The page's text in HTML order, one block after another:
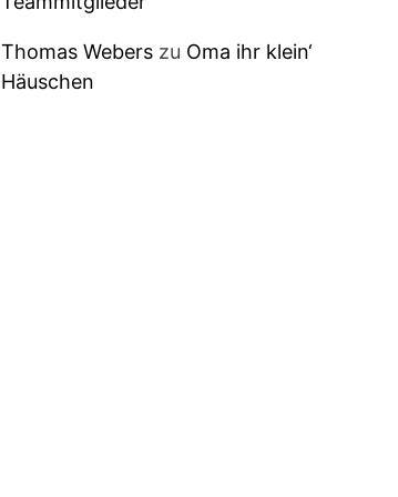
Thomas Weberszu Oma ihr klein‘
Häuschen